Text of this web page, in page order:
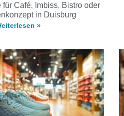
für Café, Imbiss, Bistro oder
in Duisburg
»